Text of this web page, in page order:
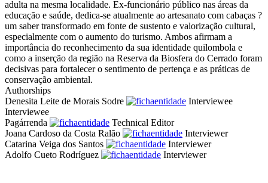
adulta na mesma localidade. Ex-funcionário público nas áreas da
educação e saúde, dedica-se atualmente ao artesanato com cabaças ?
um saber transformado em fonte de sustento e valorização cultural,
especialmente com o aumento do turismo. Ambos afirmam a
importância do reconhecimento da sua identidade quilombola e
como a inserção da região na Reserva da Biosfera do Cerrado foram
decisivas para fortalecer o sentimento de pertença e as práticas de
conservação ambiental.
Authorships
Denesita Leite de Morais Sodre
Interviewee
Interviewee
Pagárrenda
Technical Editor
Joana Cardoso da Costa Ralão
Interviewer
Catarina Veiga dos Santos
Interviewer
Adolfo Cueto Rodríguez
Interviewer